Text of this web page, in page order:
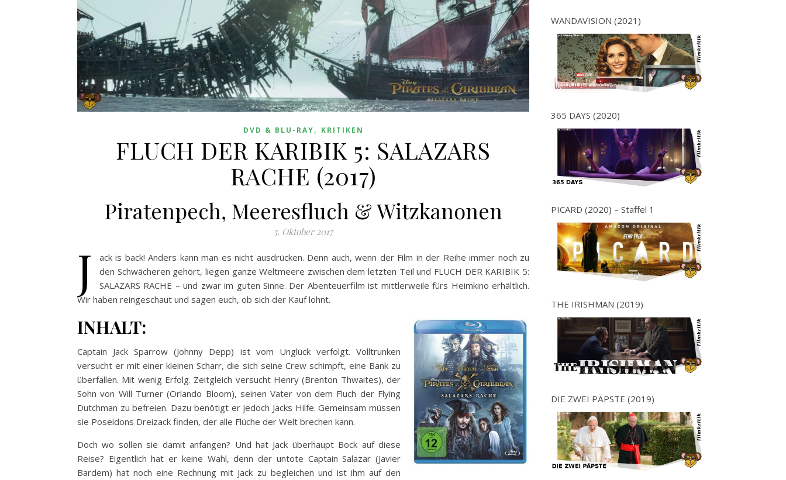
DVD & BLU-RAY, KRITIKEN
FLUCH DER KARIBIK 5: SALAZARS
RACHE (2017)
Piratenpech, Meeresfluch & Witzkanonen
5. Oktober 2017
J
ack is back! Anders kann man es nicht ausdrücken. Denn auch, wenn der Film in der Reihe immer noch zu
den Schwächeren gehört, liegen ganze Weltmeere zwischen dem letzten Teil und FLUCH DER KARIBIK 5:
SALAZARS RACHE – und zwar im guten Sinne. Der Abenteuerfilm ist mittlerweile fürs Heimkino erhältlich.
Wir haben reingeschaut und sagen euch, ob sich der Kauf lohnt.
INHALT:
Captain Jack Sparrow (Johnny Depp) ist vom Unglück verfolgt. Volltrunken
versucht er mit einer kleinen Scharr, die sich seine Crew schimpft, eine Bank zu
überfallen. Mit wenig Erfolg. Zeitgleich versucht Henry (Brenton Thwaites), der
Sohn von Will Turner (Orlando Bloom), seinen Vater von dem Fluch der Flying
Dutchman zu befreien. Dazu benötigt er jedoch Jacks Hilfe. Gemeinsam müssen
sie Poseidons Dreizack finden, der alle Flüche der Welt brechen kann.
Doch wo sollen sie damit anfangen? Und hat Jack überhaupt Bock auf diese
Reise? Eigentlich hat er keine Wahl, denn der untote Captain Salazar (Javier
Bardem) hat noch eine Rechnung mit Jack zu begleichen und ist ihm auf den
WANDAVISION (2021)
365 DAYS (2020)
PICARD (2020) – Staffel 1
THE IRISHMAN (2019)
DIE ZWEI PÄPSTE (2019)